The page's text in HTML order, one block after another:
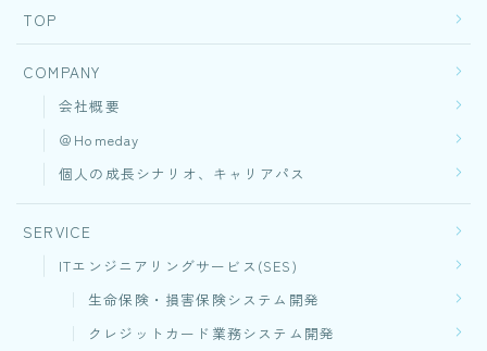
TOP
COMPANY
会社概要
＠Homeday
個人の成長シナリオ、キャリアパス
SERVICE
ITエンジニアリングサービス(SES)
生命保険・損害保険システム開発​
クレジットカード業務システム開発